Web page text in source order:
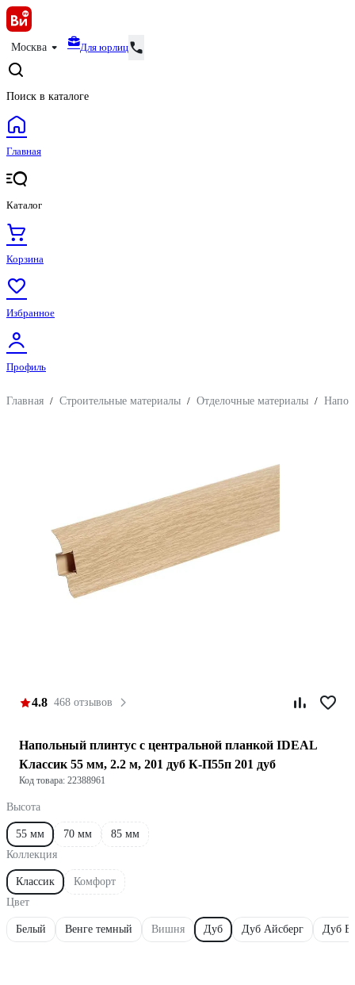
Москва Для юрлиц
Поиск в каталоге
Главная
Каталог
Корзина
Избранное
Профиль
Главная / Строительные материалы / Отделочные материалы /
4.8 468 отзывов
Напольный плинтус с центральной планкой IDEAL
Классик 55 мм, 2.2 м, 201 дуб К-П55п 201 дуб
Код товара: 22388961
Высота
55 мм 70 мм
85 мм
Коллекция
Классик
Комфорт
Цвет
Белый Венге темный Вишня Дуб Дуб Айсберг Дуб